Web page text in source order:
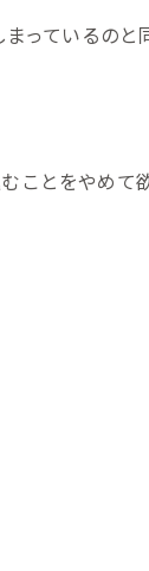
っているのと
とをやめて